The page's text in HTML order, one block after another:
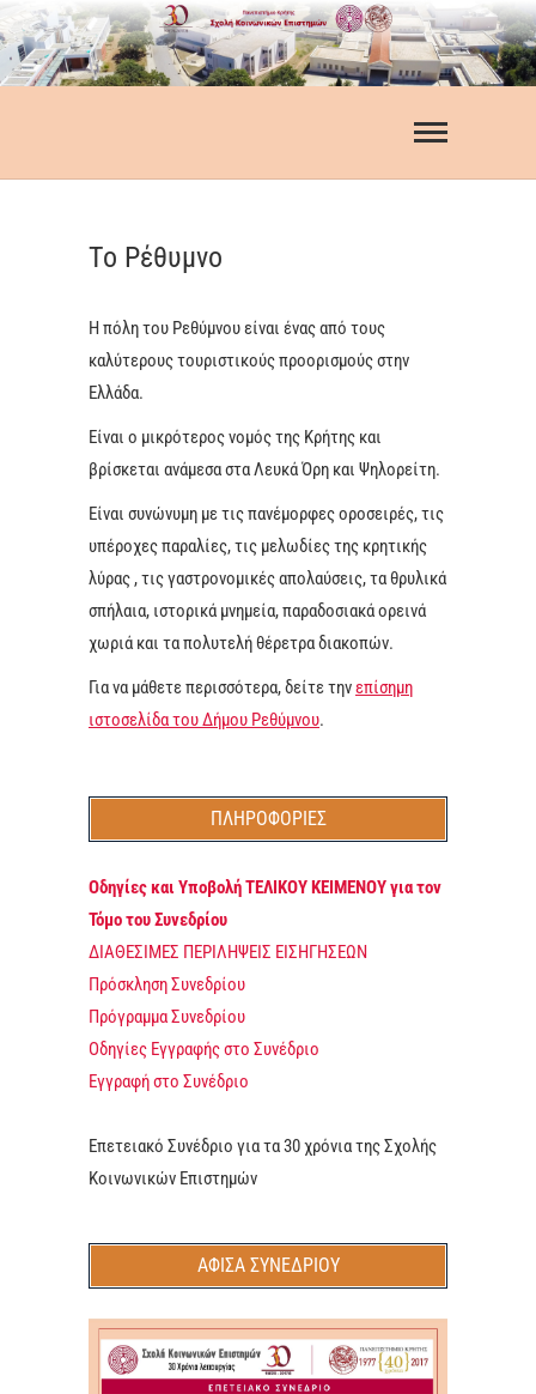
to
content
Κοινωνικών
Το Ρέθυμνο
Η πόλη του Ρεθύμνου είναι ένας από τους
καλύτερους τουριστικούς προορισμούς στην
Ελλάδα.
Είναι ο μικρότερος νομός της Κρήτης και
βρίσκεται ανάμεσα στα Λευκά Όρη και Ψηλορείτη.
Είναι συνώνυμη με τις πανέμορφες οροσειρές, τις
υπέροχες παραλίες, τις μελωδίες της κρητικής
λύρας , τις γαστρονομικές απολαύσεις, τα θρυλικά
σπήλαια, ιστορικά μνημεία, παραδοσιακά ορεινά
χωριά και τα πολυτελή θέρετρα διακοπών.
Για να μάθετε περισσότερα, δείτε τηνεπίσημη
ιστοσελίδα του Δήμου Ρεθύμνου.
ΠΛΗΡΟΦΟΡΊΕΣ
Οδηγίες και Υποβολή ΤΕΛΙΚΟΥ ΚΕΙΜΕΝΟΥ για τον
Τόμο του Συνεδρίου
ΔΙΑΘΕΣΙΜΕΣ ΠΕΡΙΛΗΨΕΙΣ ΕΙΣΗΓΗΣΕΩΝ
Πρόσκληση Συνεδρίου
Πρόγραμμα Συνεδρίου
Οδηγίες Εγγραφής στο Συνέδριο
Εγγραφή στο Συνέδριο
Επετειακό Συνέδριο για τα 30 χρόνια της Σχολής
Κοινωνικών Επιστημών
ΑΦΙΣΑ ΣΥΝΕΔΡΙΟΥ